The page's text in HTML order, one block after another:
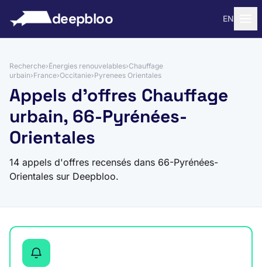
deepbloo EN
Recherche›Énergies renouvelables›Chauffage
urbain›France›Occitanie›Pyrenees Orientales
Appels d'offres Chauffage
urbain, 66-Pyrénées-
Orientales
14 appels d'offres recensés dans 66-Pyrénées-
Orientales sur Deepbloo.